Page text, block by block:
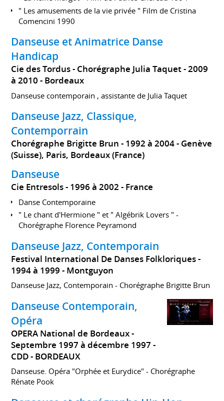
" Les amusements de la vie privée " Film de Cristina
Comencini 1990
Danseuse et Animatrice Danse
Handicap
Cie des Tordus - Chorégraphe Julia Taquet
2009
à 2010 Bordeaux
Danseuse contemporain , assistante de Julia Taquet
Danseuse Jazz, Classique,
Contemporrain
Chorégraphe Brigitte Brun 1992 à 2004 Genève
(Suisse), Paris, Bordeaux (France)
Danseuse
Cie Entresols 1996 à 2002 France
Danse Contemporaine
" Le chant d'Hermione " et " Algébrik Lovers " -
Chorégraphe Florence Peyramond
Danseuse Jazz, Contemporain
Festival International De Danses Folkloriques
1994 à 1999 Montguyon
Danseuse Jazz, Contemporain - Chorégraphe Brigitte Brun
Danseuse Contemporain,
Opéra
OPERA National de Bordeaux
Septembre 1997 à décembre 1997
CDD
BORDEAUX
Danseuse. Opéra "Orphée et Eurydice" - Chorégraphe
Rénate Pook